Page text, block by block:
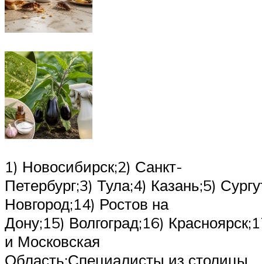
1) Новосибирск;2) Санкт-
Петербург;3) Тула;4) Казань;5)
Новгород;14) Ростов на
Дону;15) Волгоград;16)
и Московская
Область;Специалисты из столицы